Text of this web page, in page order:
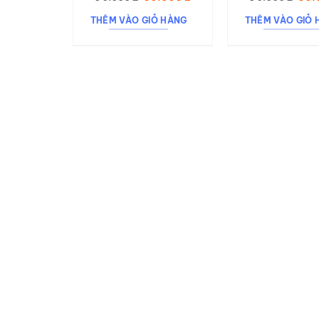
là:
90.000 ₫.
THÊM VÀO GIỎ HÀNG là:
THÊM VÀO GIỎ